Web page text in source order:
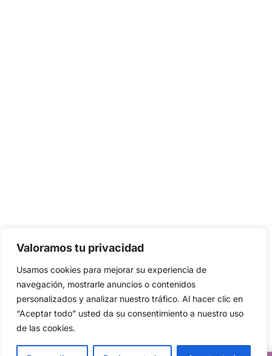
Valoramos tu privacidad
Usamos cookies para mejorar su experiencia de
navegación, mostrarle anuncios o contenidos
personalizados y analizar nuestro tráfico. Al hacer clic en
“Aceptar todo” usted da su consentimiento a nuestro uso
de las cookies.